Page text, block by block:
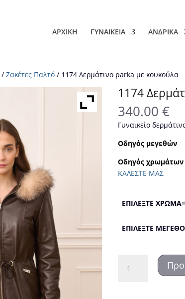
ΑΡΧΙΚΗ ΓΥΝΑΙΚΕΙΑ ΑΝΔΡΙΚΑ
/Ζακέτες Παλτό / 1174 Δερμάτινο parka με κουκούλα
1174
340.00 €
Γυναικείο
Οδηγός μεγεθών
Οδηγός χρωμάτων
ΚΑΛΕΣΤΕ ΜΑΣ
ΕΠΙΛΕΞΤΕ
ΕΠΙΛΕΞΤΕ
Δερμάτινο